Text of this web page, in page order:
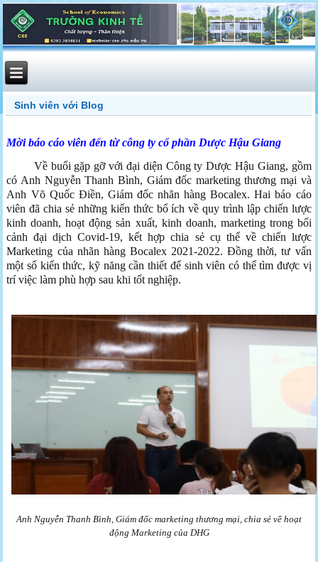
Sinh viên với Blog
Mời báo cáo viên đến từ công ty cổ phần Dược Hậu Giang
Về buổi gặp gỡ với đại diện Công ty Dược Hậu Giang, gồm
có Anh Nguyễn Thanh Bình, Giám đốc marketing thương mại và
Anh Võ Quốc Điền, Giám đốc nhãn hàng Bocalex. Hai báo cáo
viên đã chia sẻ những kiến thức bổ ích về quy trình lập chiến lược
kinh doanh, hoạt động sản xuất, kinh doanh, marketing trong bối
cảnh đại dịch Covid-19, kết hợp chia sẻ cụ thể về chiến lược
Marketing của nhãn hàng Bocalex 2021-2022. Đồng thời, tư vấn
một số kiến thức, kỹ năng cần thiết để sinh viên có thể tìm được vị
trí việc làm phù hợp sau khi tốt nghiệp.
Anh Nguyễn Thanh Bình, Giám đốc marketing thương mại, chia sẻ về hoạt
động Marketing của DHG